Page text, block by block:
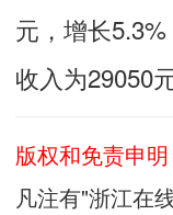
元，增长
收入为29050
版权和免责申明
凡注有"浙江在